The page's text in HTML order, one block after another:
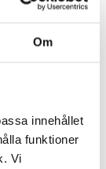
Om
innehållet
funktioner
Vi
öljy.